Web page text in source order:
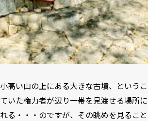
小高い山の上にある大きな古墳、という
ていた権力者が辺り一帯を見渡せる場所
れる・・・のですが、その眺めを見るこ